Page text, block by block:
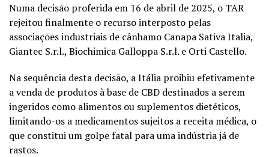
Numa decisão proferida em 16 de abril de 2025, o TAR
rejeitou finalmente o recurso interposto pelas
associações industriais de cânhamo Canapa Sativa Italia,
Giantec S.r.l., Biochimica Galloppa S.r.l. e Orti Castello.
Na sequência desta decisão, a Itália proibiu efetivamente
a venda de produtos à base de CBD destinados a serem
ingeridos como alimentos ou suplementos dietéticos,
limitando-os a medicamentos sujeitos a receita médica, o
que constitui um golpe fatal para uma indústria já de
rastos.